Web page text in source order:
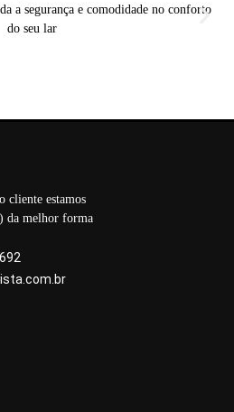
a segurança e comodidade no conforto
do seu lar
cliente estamos
da melhor forma